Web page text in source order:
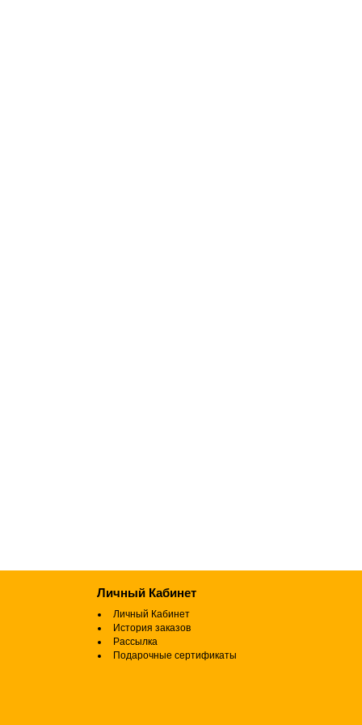
Личный Кабинет
Личный Кабинет
История заказов
Рассылка
Подарочные сертификаты